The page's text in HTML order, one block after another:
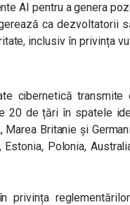
AI pentru a genera
ca dezvoltatorii
inclusiv în privința
cibernetică
20 de țări în spatele
Marea Britanie și
Polonia,
privința